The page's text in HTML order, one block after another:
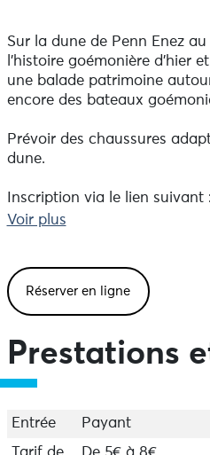
Sur la dune de Penn Enez
l’histoire goémonière d’hier
une balade patrimoine
encore des bateaux
Prévoir des chaussures
dune.
Inscription via le lien suivant :
https://www.algae.bzh/
Voir plus
Réserver en ligne
Prestations
Entrée
Payant